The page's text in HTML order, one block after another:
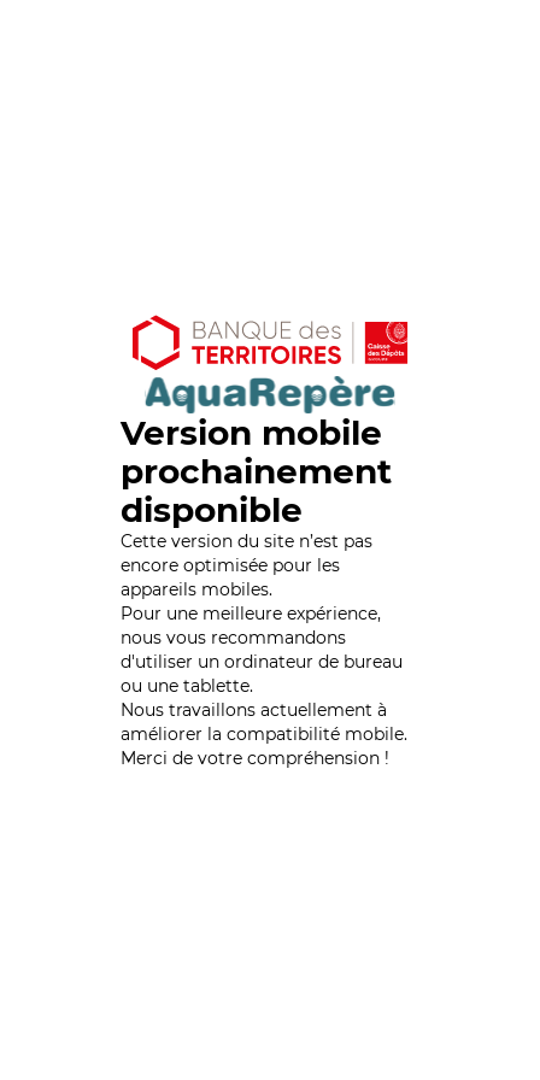
Version mobile
prochainement
disponible
Cette version du site n’est pas
encore optimisée pour les
appareils mobiles.
Pour une meilleure expérience,
nous vous recommandons
d'utiliser un ordinateur de bureau
ou une tablette.
Nous travaillons actuellement à
améliorer la compatibilité mobile.
Merci de votre compréhension !